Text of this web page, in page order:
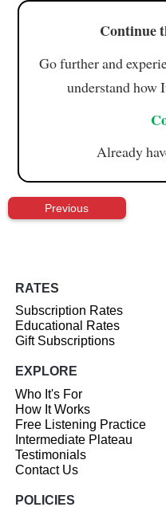
Continue
Go further and
understand how
Already
Previous
RATES
Subscription Rates
Educational Rates
Gift Subscriptions
EXPLORE
Who It's For
How It Works
Free Listening Practice
Intermediate Plateau
Testimonials
Contact Us
POLICIES